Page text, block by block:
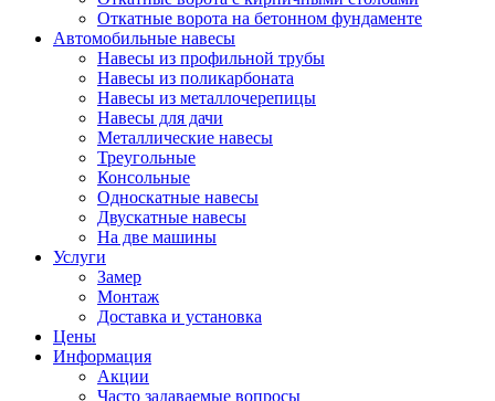
Откатные ворота на бетонном фундаменте
Автомобильные навесы
Навесы из профильной трубы
Навесы из поликарбоната
Навесы из металлочерепицы
Навесы для дачи
Металлические навесы
Треугольные
Консольные
Односкатные навесы
Двускатные навесы
На две машины
Услуги
Замер
Монтаж
Доставка и установка
Цены
Информация
Акции
Часто задаваемые вопросы